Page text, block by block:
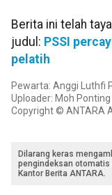
Berita ini telah
judul: PSSI
pelatih
Pewarta: Anggi Luthfi
Uploader: Moh Ponting
Copyright © ANTARA
Dilarang keras
pengindeksan
Kantor Berita ANTARA.